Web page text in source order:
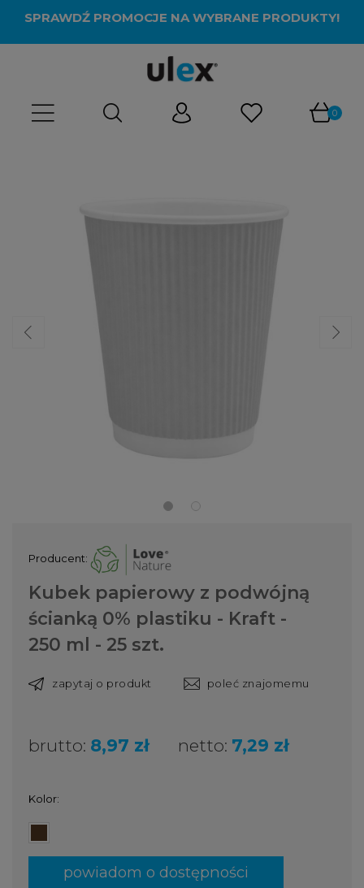
SPRAWDŹ PROMOCJE NA WYBRANE PRODUKTY!
Producent:
Kubek papierowy z podwójną
ścianką 0% plastiku - Kraft -
250 ml - 25 szt.
zapytaj o produkt poleć znajomemu
brutto: 8,97 zł netto: 7,29 zł
Kolor:
powiadom o dostępności